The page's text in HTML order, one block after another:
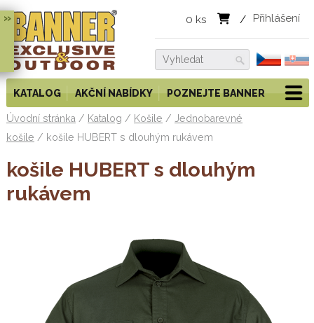
» Přihlášení
0 ks /
KATALOG AKČNÍ NABÍDKY POZNEJTE BANNER
Úvodní stránka / Katalog / Košile / Jednobarevné
košile / košile HUBERT s dlouhým rukávem
košile HUBERT s dlouhým
rukávem